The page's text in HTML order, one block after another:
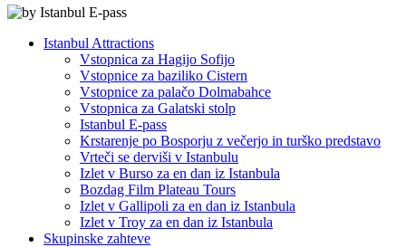
Istanbul Attractions
Vstopnica za Hagijo Sofijo
Vstopnice za baziliko Cistern
Vstopnice za palačo Dolmabahce
Vstopnica za Galatski stolp
Istanbul E-pass
Krstarenje po Bosporju z večerjo in turško predstavo
Vrteči se derviši v Istanbulu
Izlet v Burso za en dan iz Istanbula
Bozdag Film Plateau Tours
Izlet v Gallipoli za en dan iz Istanbula
Izlet v Troy za en dan iz Istanbula
Skupinske zahteve